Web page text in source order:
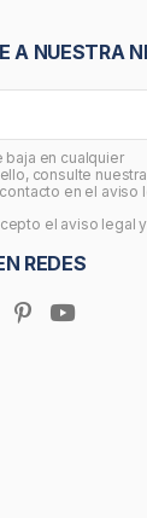
A NUESTRA
baja en cualquier
consulte nuestra
en el aviso
el aviso legal
REDES